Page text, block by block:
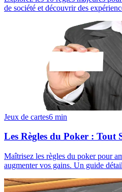
de société et découvrir des
Jeux de cartes6 min
Les Règles du Poker : Tout
Maîtrisez les règles du poker pour
augmenter vos gains. Un guide